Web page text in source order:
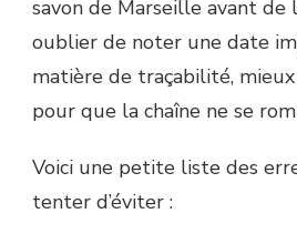
savon de Marseille avant de
oublier de noter une date
matière de traçabilité,
pour que la chaîne ne se
Voici une petite liste des
tenter d’éviter :